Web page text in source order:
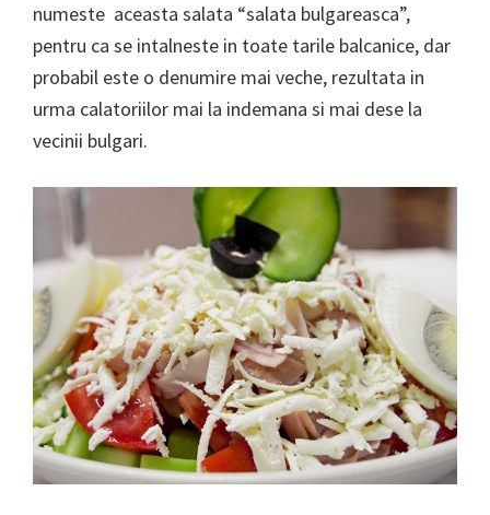
numeste aceasta salata “salata bulgareasca”,
pentru ca se intalneste in toate tarile balcanice, dar
probabil este o denumire mai veche, rezultata in
urma calatoriilor mai la indemana si mai dese la
vecinii bulgari.